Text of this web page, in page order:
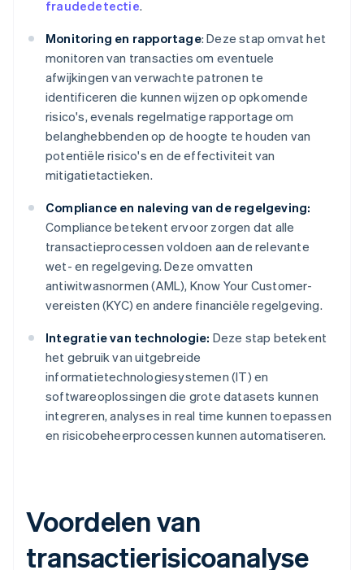
fraudedetectie.
Monitoring en rapportage: Deze stap omvat het
monitoren van transacties om eventuele
afwijkingen van verwachte patronen te
identificeren die kunnen wijzen op opkomende
risico's, evenals regelmatige rapportage om
belanghebbenden op de hoogte te houden van
potentiële risico's en de effectiviteit van
mitigatietactieken.
Compliance en naleving van de regelgeving:
Compliance betekent ervoor zorgen dat alle
transactieprocessen voldoen aan de relevante
wet- en regelgeving. Deze omvatten
antiwitwasnormen (AML), Know Your Customer-
vereisten (KYC) en andere financiële regelgeving.
Integratie van technologie: Deze stap betekent
het gebruik van uitgebreide
informatietechnologiesystemen (IT) en
softwareoplossingen die grote datasets kunnen
integreren, analyses in real time kunnen toepassen
en risicobeheerprocessen kunnen automatiseren.
Voordelen van
transactierisicoanalyse